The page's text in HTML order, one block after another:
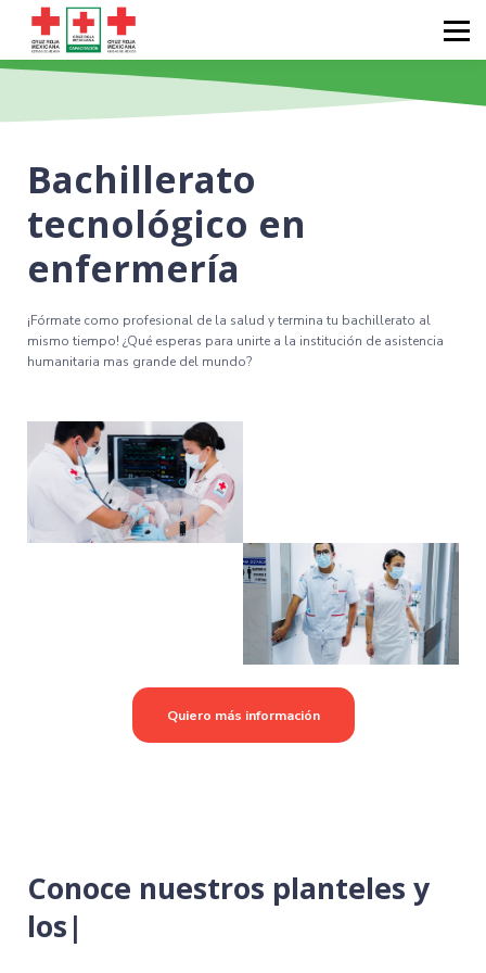
Calendarios
Catálogos
Iniciar sesión
Bachillerato
tecnológico en
enfermería
¡Fórmate como profesional de la salud y termina tu bachillerato al
mismo tiempo! ¿Qué esperas para unirte a la institución de asistencia
humanitaria mas grande del mundo?
Quiero más información
Conoce nuestros planteles y
los|